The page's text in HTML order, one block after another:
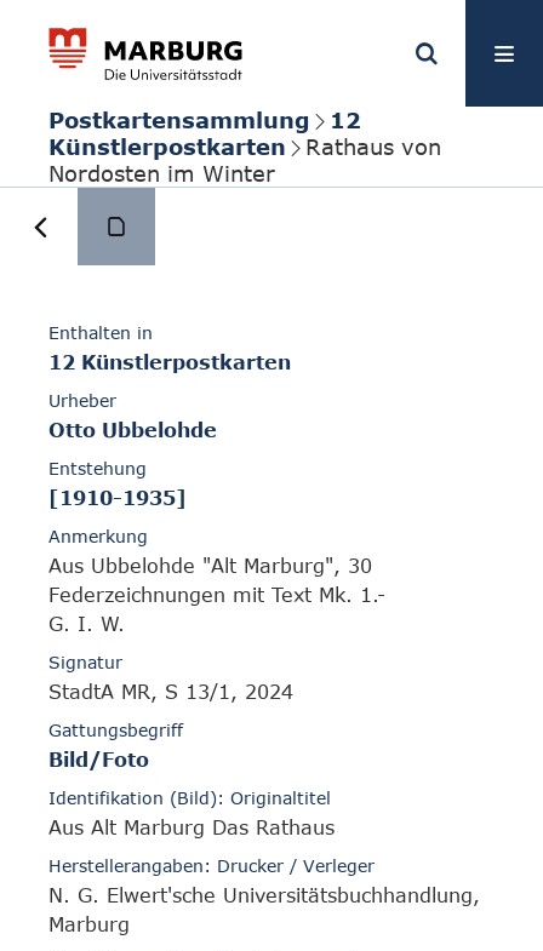
Postkartensammlung
12
Künstlerpostkarten
Rathaus von
Nordosten im Winter
Enthalten in
12 Künstlerpostkarten
Urheber
Otto Ubbelohde
Entstehung
[1910-1935]
Anmerkung
Aus Ubbelohde "Alt Marburg", 30
Federzeichnungen mit Text Mk. 1.-
G. I. W.
Signatur
StadtA MR, S 13/1, 2024
Gattungsbegriff
Bild/Foto
Identifikation (Bild): Originaltitel
Aus Alt Marburg Das Rathaus
Herstellerangaben: Drucker / Verleger
N. G. Elwert'sche Universitätsbuchhandlung,
Marburg